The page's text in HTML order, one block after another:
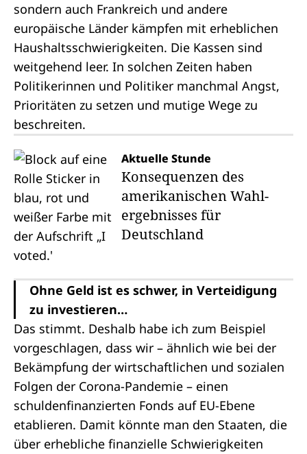
sondern auch Frankreich und andere
europäische Länder kämpfen mit erheblichen
Haushaltsschwierigkeiten. Die Kassen sind
weitgehend leer. In solchen Zeiten haben
Politikerinnen und Politiker manchmal Angst,
Prioritäten zu setzen und mutige Wege zu
beschreiten.
Aktuelle Stunde
Konsequenzen des
amerikanischen Wahl­
ergebnisses für
Deutschland
Ohne Geld ist es schwer, in Verteidigung
zu investieren…
Das stimmt. Deshalb habe ich zum Beispiel
vorgeschlagen, dass wir – ähnlich wie bei der
Bekämpfung der wirtschaftlichen und sozialen
Folgen der Corona-Pandemie – einen
schuldenfinanzierten Fonds auf EU-Ebene
etablieren. Damit könnte man den Staaten, die
über erhebliche finanzielle Schwierigkeiten